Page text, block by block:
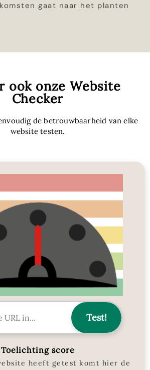
gaat naar het planten
ook onze Website
Checker
de betrouwbaarheid van elke
website testen.
Toelichting score
heeft getest komt hier de